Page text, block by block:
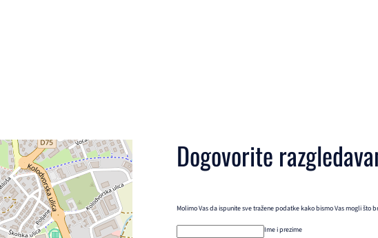
Dogovorite
Molimo Vas da ispunite sve tražene podatke kako bismo Vas mogli
Ime i prezime